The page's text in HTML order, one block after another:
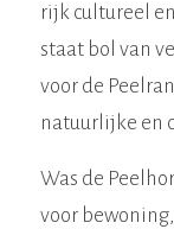
rijk cultureel
staat bol van
voor de
natuurlijke en
Was de
voor